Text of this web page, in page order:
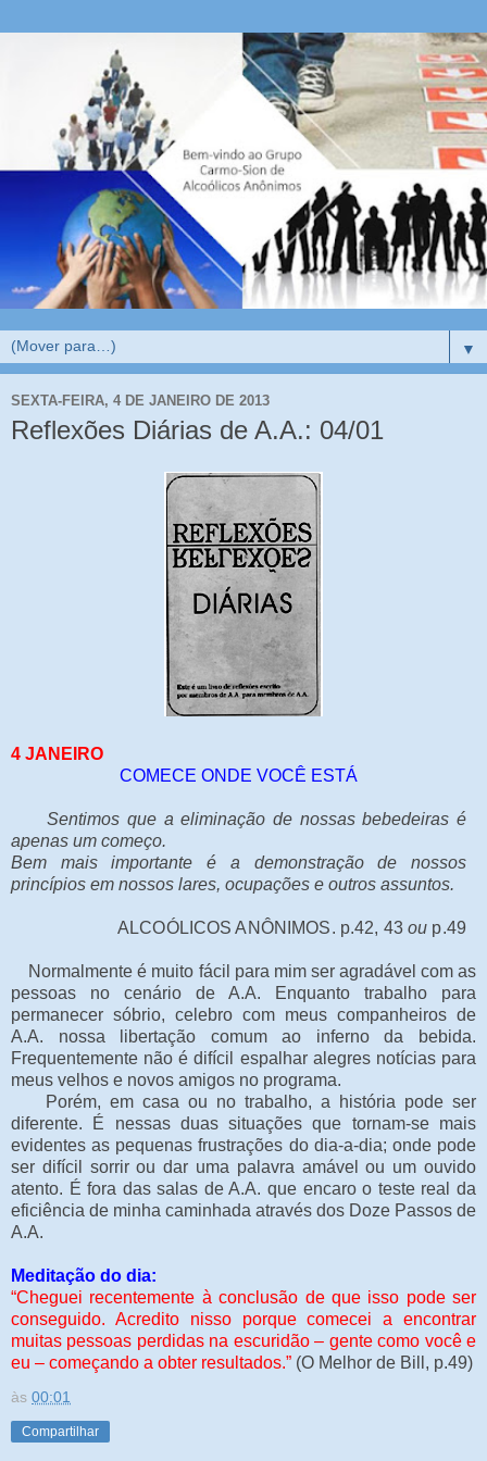
▼
SEXTA-FEIRA, 4 DE JANEIRO DE 2013
Reflexões Diárias de A.A.: 04/01
4 JANEIRO
COMECE ONDE VOCÊ ESTÁ
Sentimos que a eliminação de nossas bebedeiras é
apenas um começo.
Bem mais importante é a demonstração de nossos
princípios em nossos lares, ocupações e outros assuntos.
ALCOÓLICOS ANÔNIMOS. p.42, 43 ou p.49
Normalmente é muito fácil para mim ser agradável com as
pessoas no cenário de A.A. Enquanto trabalho para
permanecer sóbrio, celebro com meus companheiros de
A.A. nossa libertação comum ao inferno da bebida.
Frequentemente não é difícil espalhar alegres notícias para
meus velhos e novos amigos no programa.
Porém, em casa ou no trabalho, a história pode ser
diferente. É nessas duas situações que tornam-se mais
evidentes as pequenas frustrações do dia-a-dia; onde pode
ser difícil sorrir ou dar uma palavra amável ou um ouvido
atento. É fora das salas de A.A. que encaro o teste real da
eficiência de minha caminhada através dos Doze Passos de
A.A.
Meditação do dia:
“Cheguei recentemente à conclusão de que isso pode ser
conseguido. Acredito nisso porque comecei a encontrar
muitas pessoas perdidas na escuridão – gente como você e
eu – começando a obter resultados.” (O Melhor de Bill, p.49)
às 00:01
Compartilhar